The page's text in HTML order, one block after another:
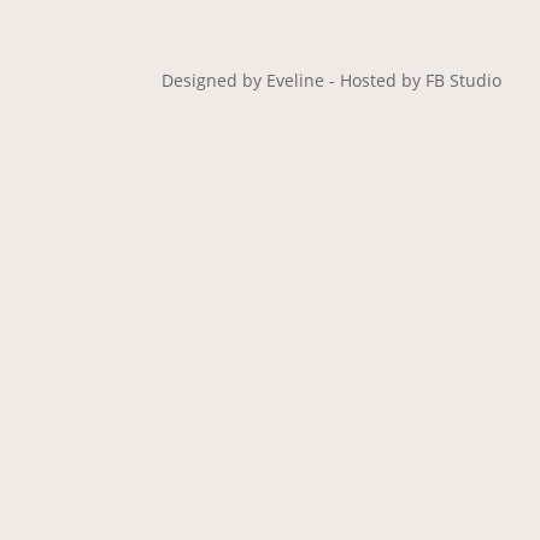
Designed by Eveline - Hosted by FB Studio